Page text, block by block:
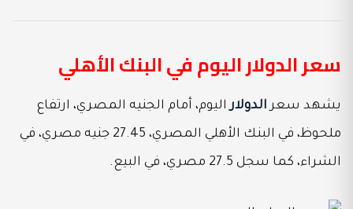
سعر الدولار اليوم في البنك الأهلي
يشهد سعرالدولاراليوم، أمام الجنيه المصري، ارتفاع
ملحوظ، في البنك الأهلي المصري، 27.45 جنيه مصري، في
الشراء، كما سجل 27.5 مصري، في البيع.